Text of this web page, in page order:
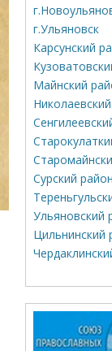
г.Ульяновск
Карсунский
Майнский
Сурский район
Ульяновский
Цильнинский